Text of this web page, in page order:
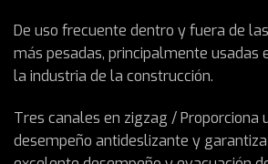
De uso frecuente dentro y fuera de
más pesadas, principalmente usadas
la industria de la construcción.
Tres canales en zigzag / Proporciona
desempeño antideslizante y